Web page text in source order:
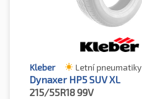
Kleber Letní pneumatiky
Dynaxer HP5 SUV XL
215/55R18 99V